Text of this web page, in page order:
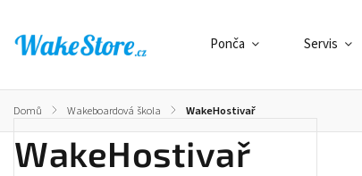
Ponča Servis
Domů / Wakeboardová škola / WakeHostivař
WakeHostivař